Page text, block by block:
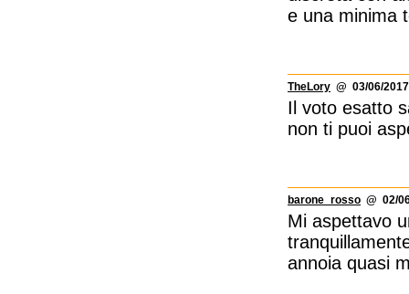
e una minima
TheLory @ 03/06/
Il voto esatto
non ti puoi
barone_rosso @ 02/
Mi aspettavo
annoia quasi